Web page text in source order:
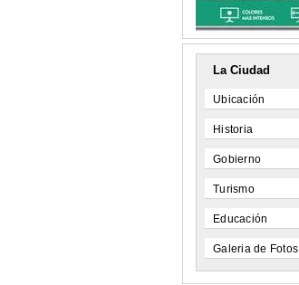
La Ciudad
Ubicación
Historia
Gobierno
Turismo
Educación
Galeria de Fotos